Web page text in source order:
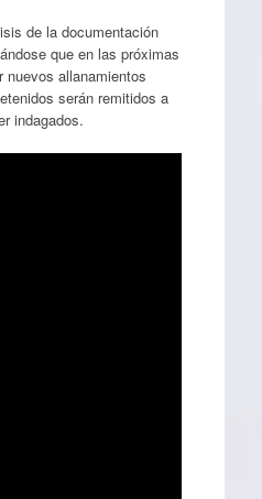
de la documentación
que en las próximas
nuevos allanamientos
serán remitidos a
indagados.